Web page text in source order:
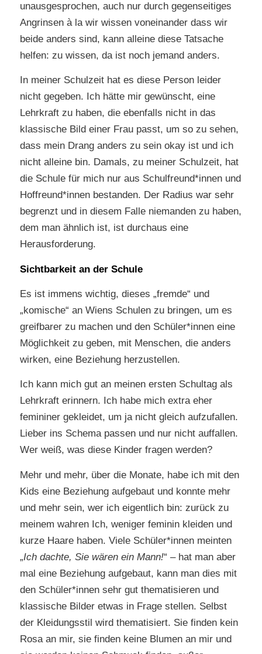
unausgesprochen, auch nur durch gegenseitiges
Angrinsen à la wir wissen voneinander dass wir
beide anders sind, kann alleine diese Tatsache
helfen: zu wissen, da ist noch jemand anders.
In meiner Schulzeit hat es diese Person leider
nicht gegeben. Ich hätte mir gewünscht, eine
Lehrkraft zu haben, die ebenfalls nicht in das
klassische Bild einer Frau passt, um so zu sehen,
dass mein Drang anders zu sein okay ist und ich
nicht alleine bin. Damals, zu meiner Schulzeit, hat
die Schule für mich nur aus Schulfreund*innen und
Hoffreund*innen bestanden. Der Radius war sehr
begrenzt und in diesem Falle niemanden zu haben,
dem man ähnlich ist, ist durchaus eine
Herausforderung.
Sichtbarkeit an der Schule
Es ist immens wichtig, dieses „fremde“ und
„komische“ an Wiens Schulen zu bringen, um es
greifbarer zu machen und den Schüler*innen eine
Möglichkeit zu geben, mit Menschen, die anders
wirken, eine Beziehung herzustellen.
Ich kann mich gut an meinen ersten Schultag als
Lehrkraft erinnern. Ich habe mich extra eher
femininer gekleidet, um ja nicht gleich aufzufallen.
Lieber ins Schema passen und nur nicht auffallen.
Wer weiß, was diese Kinder fragen werden?
Mehr und mehr, über die Monate, habe ich mit den
Kids eine Beziehung aufgebaut und konnte mehr
und mehr sein, wer ich eigentlich bin: zurück zu
meinem wahren Ich, weniger feminin kleiden und
kurze Haare haben. Viele Schüler*innen meinten
„Ich dachte, Sie wären ein Mann!“ – hat man aber
mal eine Beziehung aufgebaut, kann man dies mit
den Schüler*innen sehr gut thematisieren und
klassische Bilder etwas in Frage stellen. Selbst
der Kleidungsstil wird thematisiert. Sie finden kein
Rosa an mir, sie finden keine Blumen an mir und